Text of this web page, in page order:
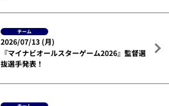
チーム
2026/07/13 (月)
『マイナビオールスターゲーム2026』監督選
抜選手発表！